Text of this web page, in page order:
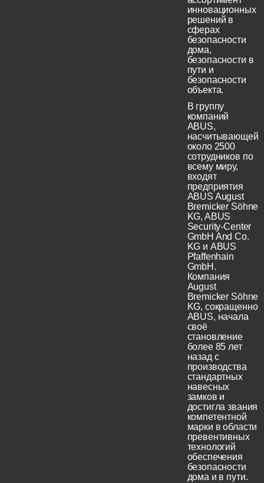
инновационных
решений в
сферах
безопасности
дома,
безопасности в
пути и
безопасности
объекта.
В группу
компаний
ABUS,
насчитывающей
около 2500
сотрудников по
всему миру,
входят
предприятия
ABUS August
Bremicker Söhne
KG, ABUS
Security-Center
GmbH And Co.
KG и ABUS
Pfaffenhain
GmbH.
Компания
August
Bremicker Söhne
KG, сокращенно
ABUS, начала
своё
становление
более 85 лет
назад с
производства
стандартных
навесных
замков и
достигла звания
компетентной
марки в области
превентивных
технологий
обеспечения
безопасности
дома и в пути.